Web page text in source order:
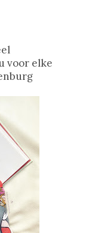
voor elke